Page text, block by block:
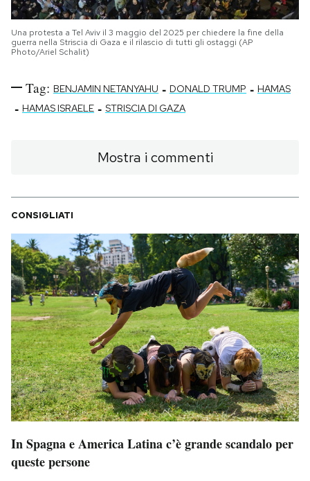
Una protesta a Tel Aviv il 3 maggio del 2025 per chiedere la fine della
guerra nella Striscia di Gaza e il rilascio di tutti gli ostaggi (AP
Photo/Ariel Schalit)
Tag: BENJAMIN NETANYAHU - DONALD TRUMP - HAMAS
- HAMAS ISRAELE - STRISCIA DI GAZA
Mostra i commenti
CONSIGLIATI
In Spagna e America Latina c’è grande scandalo per
queste persone